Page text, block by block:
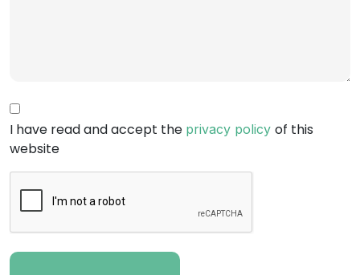
Consent
I have read and accept the privacy policy of this
website